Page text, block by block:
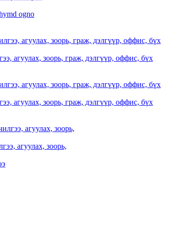
ogno
агуулах, зоорь, граж, дэлгүүр, оффис, бүх
агуулах, зоорь, граж, дэлгүүр, оффис, бүх
агуулах, зоорь,